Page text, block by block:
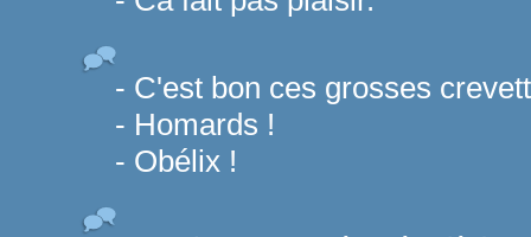
- C'est bon ces grosses
- Homards !
- Obélix !